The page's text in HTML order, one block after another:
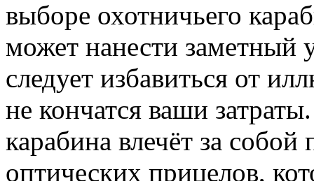
выборе охотничьего
может нанести
следует избавиться от
не кончатся ваши
карабина влечёт за
оптических прицелов,